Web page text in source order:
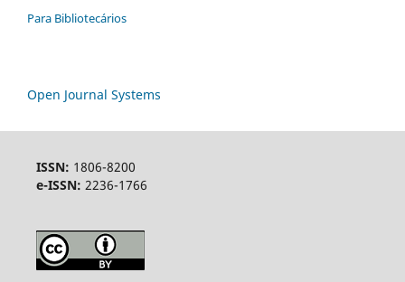
Para Bibliotecários
Open Journal Systems
ISSN: 1806-8200
e-ISSN: 2236-1766